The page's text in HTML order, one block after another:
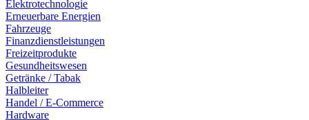
Elektrotechnologie
Erneuerbare Energien
Fahrzeuge
Finanzdienstleistungen
Freizeitprodukte
Gesundheitswesen
Getränke / Tabak
Halbleiter
Handel / E-Commerce
Hardware